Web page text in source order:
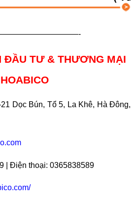
ĐẦU TƯ & THƯƠNG MẠI
HOABICO
21 Dọc Bún, Tổ 5, La Khê, Hà Đông,
| Điện thoại: 0365838589